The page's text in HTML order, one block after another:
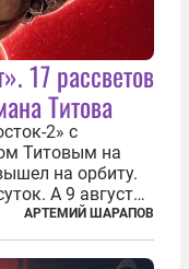
17 рассветов
Титова
2» с
Титовым на
на орбиту.
А 9 августа
звезду Героя
Миссия Титова
АРТЕМИЙ ШАРАПОВ